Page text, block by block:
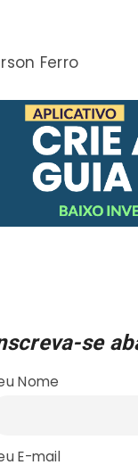
Ferro
se
Nome
E-mail